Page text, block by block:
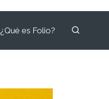
¿Qué es Folio?